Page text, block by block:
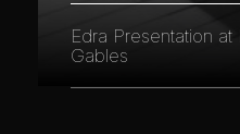
Edra Presentation
Gables